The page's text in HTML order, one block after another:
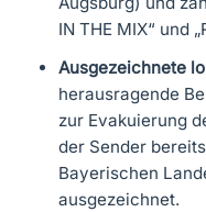
IN THE MIX“ und
Ausgezeichnete
herausragende
zur Evakuierung
der Sender
Bayerischen
ausgezeichnet.